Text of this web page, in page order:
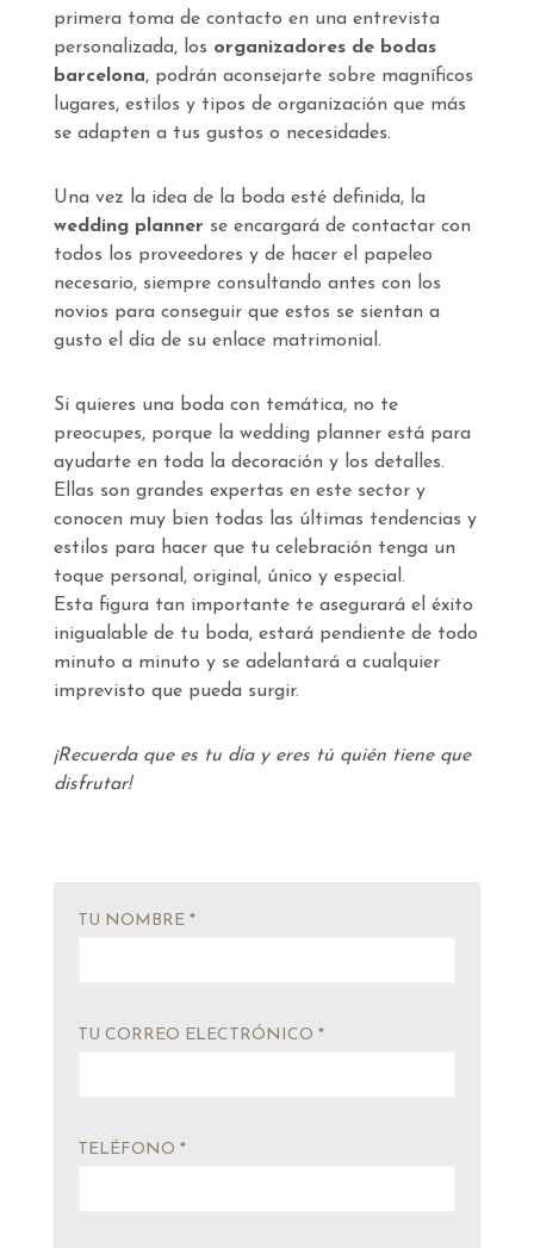
primera toma de contacto en una entrevista
personalizada, los organizadores de bodas
barcelona, podrán aconsejarte sobre magníficos
lugares, estilos y tipos de organización que más
se adapten a tus gustos o necesidades.
Una vez la idea de la boda esté definida, la
wedding planner se encargará de contactar con
todos los proveedores y de hacer el papeleo
necesario, siempre consultando antes con los
novios para conseguir que estos se sientan a
gusto el día de su enlace matrimonial.
Si quieres una boda con temática, no te
preocupes, porque la wedding planner está para
ayudarte en toda la decoración y los detalles.
Ellas son grandes expertas en este sector y
conocen muy bien todas las últimas tendencias y
estilos para hacer que tu celebración tenga un
toque personal, original, único y especial.
Esta figura tan importante te asegurará el éxito
inigualable de tu boda, estará pendiente de todo
minuto a minuto y se adelantará a cualquier
imprevisto que pueda surgir.
¡Recuerda que es tu día y eres tú quién tiene que
disfrutar!
TU NOMBRE *
TU CORREO ELECTRÓNICO *
TELÉFONO *